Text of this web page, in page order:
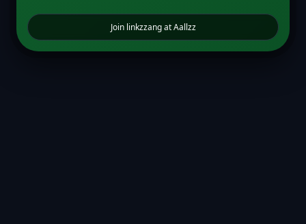
Join linkzzang at Aallzz